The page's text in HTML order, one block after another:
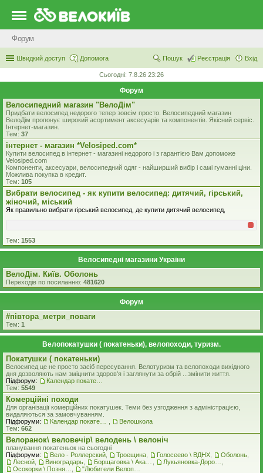
Форум
Швидкий доступ Допомога Вхід
Реєстрація
Пошук
Сьогодні: 7.8.26 23:26
Форум
Велосипедний магазин "ВелоДім"
Придбати велосипед недорого тепер зовсім просто. Велосипедний магазин
ВелоДім пропонує широкий асортимент аксесуарів та компонентів. Якісний сервіс.
Інтернет-магазин.
Тем: 37
iнтернет - магазин *Velosiped.com*
Купити велосипед в інтернет - магазині недорого і з гарантією Вам допоможе
Velosiped.com
Компоненти, аксесуари, велосипедний одяг - найширший вибір і самі гуманні ціни.
Можлива покупка в кредит.
Тем: 105
Вибрати велосипед - як купити велосипед: дитячий, гірський,
жіночий, міський
Як правильно вибрати гірський велосипед, де купити дитячий велосипед,
Тем: 1553
Велосипедні магазини України
ВелоДім. Київ. Оболонь
Переходів по посиланню: 481620
Форум
#‎пiвтора_метри_поваги‬
Тем: 1
Велопокатушки ( покатеньки), велопоходи, туризм.
Покатушки ( покатеньки)
Велосипед це не просто засіб пересування. Велотуризм та велопоходи вихідного
дня дозволяють нам зміцнити здоров'я і заглянути за обрій ...змінити життя.
Підфорум:
Тем: 5549
Комерцiйнi походи
Для організації комерційних покатушек. Теми без узгодження з адміністрацією,
видаляються за замовчуванням.
Підфоруми:
Велошкола
Тем: 662
Велоранок\ веловечір\ велодень \ велоніч
планування покатеньок на сьогодні
Підфоруми:
Вело - Роллерский Троещина Голосеево \ ВДНХ Оболонь
Лесной
Виноградарь